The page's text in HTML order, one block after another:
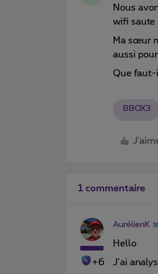
Nous
wifi saute
Ma sœur
aussi pour
Que faut-
BBOX3
1 commentaire
+6
AurélienK
Hello
J’ai